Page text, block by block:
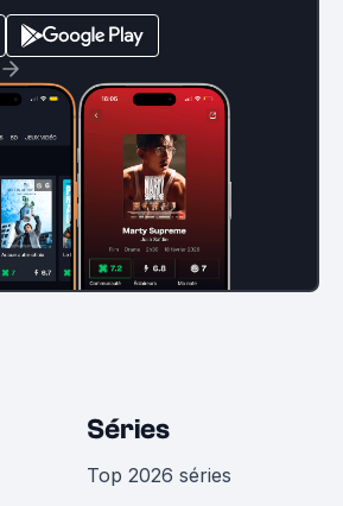
Séries
Top 2026 séries